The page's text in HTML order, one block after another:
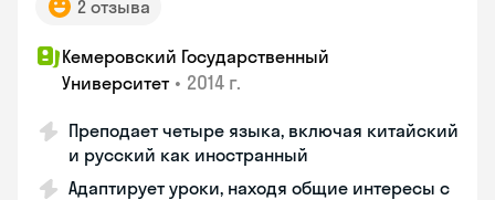
2 отзыва
Кемеровский Государственный
Университет • 2014 г.
Преподает четыре языка, включая китайский
и русский как иностранный
Адаптирует уроки, находя общие интересы с